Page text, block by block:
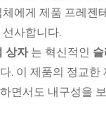
에게 제품 프레젠
사합니다.
상자 는 혁신적인
. 이 제품의 정교한
면서도 내구성을